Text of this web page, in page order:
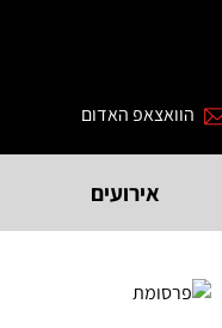
הוואצאפ האדום
אירועים